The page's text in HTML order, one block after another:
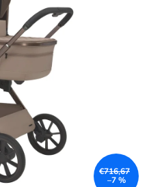
€716,67
–7 %